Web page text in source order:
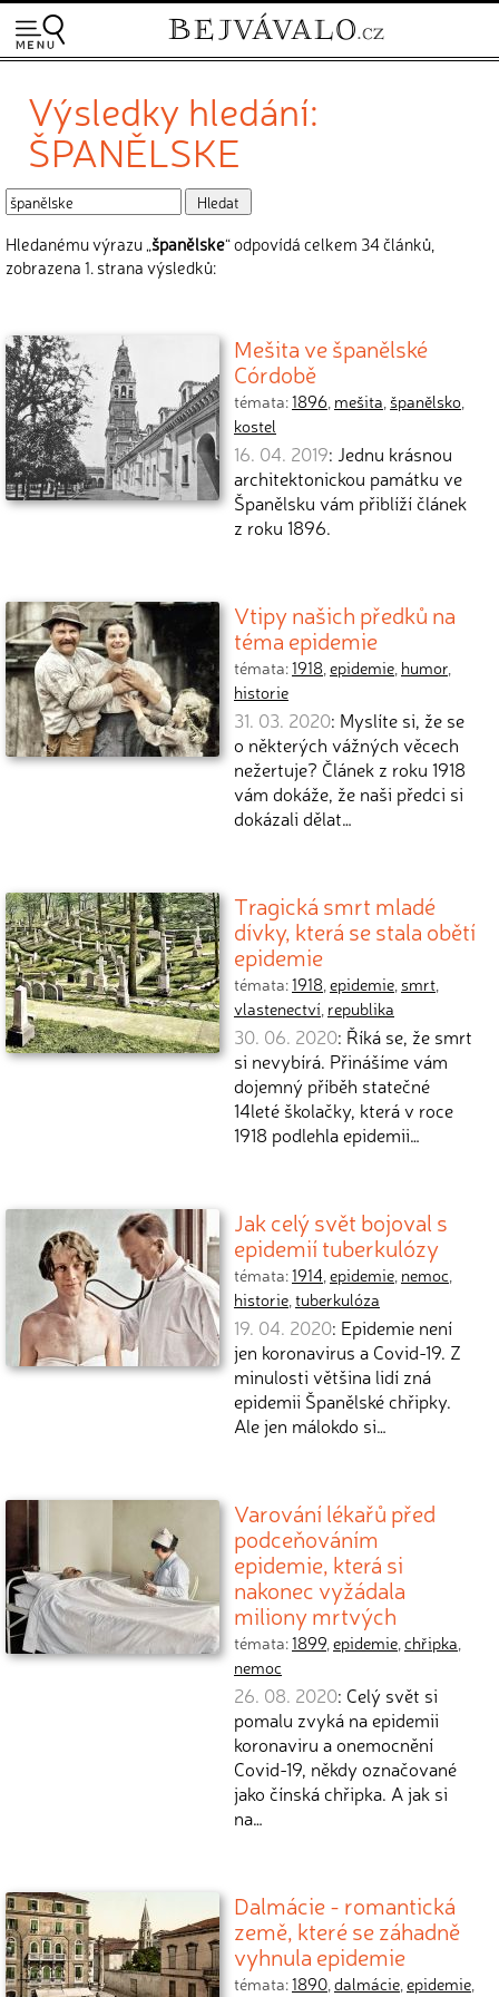
Výsledky hledání:
ŠPANĚLSKE
Hledanému výrazu „španělske“ odpovídá celkem 34 článků,
zobrazena 1. strana výsledků:
Mešita ve španělské
Córdobě
témata:1896, mešita, španělsko,
kostel
16. 04. 2019: Jednu krásnou
architektonickou památku ve
Španělsku vám přiblíží článek
z roku 1896.
Vtipy našich předků na
téma epidemie
témata:1918,epidemie, humor,
historie
31. 03. 2020: Myslíte si, že se
o některých vážných věcech
nežertuje? Článek z roku 1918
vám dokáže, že naši předci si
dokázali dělat…
Tragická smrt mladé
dívky, která se stala obětí
epidemie
témata:1918,epidemie, smrt,
vlastenectví, republika
30. 06. 2020: Říká se, že smrt
si nevybírá. Přinášíme vám
dojemný příběh statečné
14leté školačky, která v roce
1918 podlehla epidemii…
Jak celý svět bojoval s
epidemií tuberkulózy
témata:1914,epidemie, nemoc,
historie,tuberkulóza
19. 04. 2020: Epidemie není
jen koronavirus a Covid-19. Z
minulosti většina lidí zná
epidemii Španělské chřipky.
Ale jen málokdo si…
Varování lékařů před
podceňováním
epidemie, která si
nakonec vyžádala
miliony mrtvých
témata:1899,epidemie,chřipka,
nemoc
26. 08. 2020: Celý svět si
pomalu zvyká na epidemii
koronaviru a onemocnění
Covid-19, někdy označované
jako čínská chřipka. A jak si
na…
Dalmácie - romantická
země, které se záhadně
vyhnula epidemie
témata:1890,dalmácie,epidemie,